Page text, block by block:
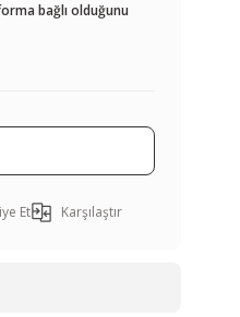
bağlı olduğunu
Et Karşılaştır